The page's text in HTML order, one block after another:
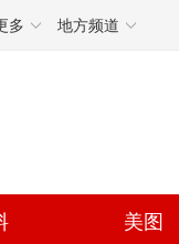
多 地方频道
美图